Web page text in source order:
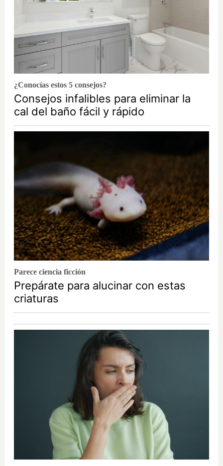
¿Conocías estos 5 consejos?
Consejos infalibles para eliminar la
cal del baño fácil y rápido
Parece ciencia ficción
Prepárate para alucinar con estas
criaturas